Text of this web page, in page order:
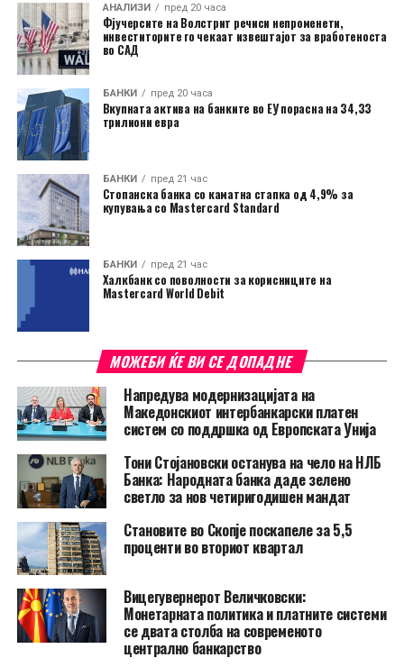
АНАЛИЗИ пред 20 часа
Фјучерсите на Волстрит речиси непроменети,
инвеститорите го чекаат извештајот за вработеноста
во САД
БАНКИ пред 20 часа
Вкупната актива на банките во ЕУ порасна на 34,33
трилиони евра
БАНКИ пред 21 час
Стопанска банка со каматна стапка од 4,9% за
купувања со Mastercard Standard
БАНКИ пред 21 час
Халкбанк со поволности за корисниците на
Mastercard World Debit
МОЖЕБИ ЌЕ ВИ СЕ ДОПАДНЕ
Напредува модернизацијата на
Македонскиот интербанкарски платен
систем со поддршка од Европската Унија
Тони Стојановски останува на чело на НЛБ
Банка: Народната банка даде зелено
светло за нов четиригодишен мандат
Становите во Скопје поскапеле за 5,5
проценти во вториот квартал
Вицегувернерот Величковски:
Монетарната политика и платните системи
се двата столба на современото
централно банкарство